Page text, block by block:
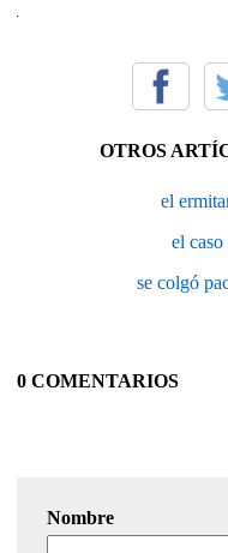
OTROS
el
el
se colgó
0 COMENTARIOS
Nombre